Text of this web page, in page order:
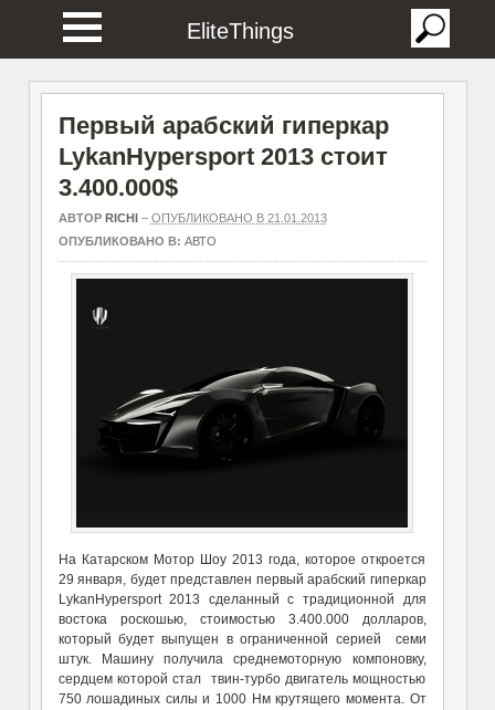
EliteThings
Первый арабский гиперкар
LykanHypersport 2013 стоит
3.400.000$
АВТОР RICHI– ОПУБЛИКОВАНО В 21.01.2013
ОПУБЛИКОВАНО В: АВТО
На Катарском Мотор Шоу 2013 года, которое откроется
29 января, будет представлен первый арабский гиперкар
LykanHypersport 2013 сделанный с традиционной для
востока роскошью, стоимостью 3.400.000 долларов,
который будет выпущен в ограниченной серией семи
штук. Машину получила среднемоторную компоновку,
сердцем которой стал твин-турбо двигатель мощностью
750 лошадиных силы и 1000 Нм крутящего момента. От